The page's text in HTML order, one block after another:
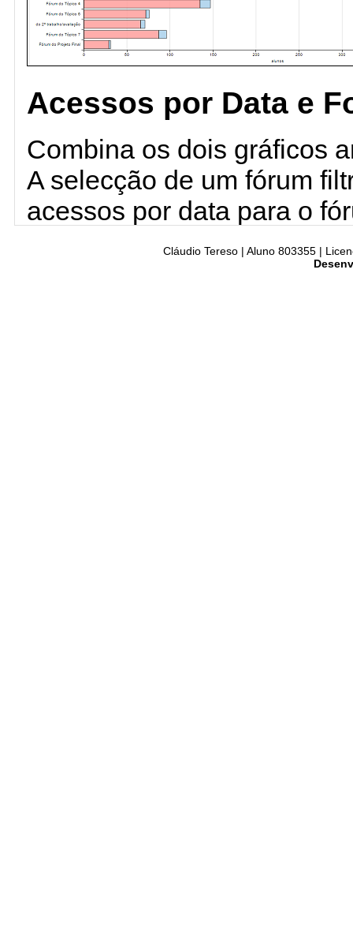
Acessos por Data e
Combina os dois gráficos
A selecção de um fórum
acessos por data para o
Cláudio Tereso | Aluno 803355 |